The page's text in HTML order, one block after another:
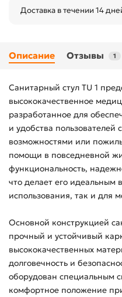
Доставка в течении 14
Описание Отзывы 1
Санитарный стул TU 1
высококачественное
разработанное для
и удобства пользователей
возможностями или
помощи в повседневной
функциональность,
что делает его
использования, так и для
Основной конструкцией
прочный и устойчивый
высококачественных
долговечность и
оборудован специальным
комфортное положение